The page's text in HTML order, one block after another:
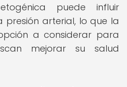
puede influir
presión arterial, lo que la
a considerar para
mejorar su salud